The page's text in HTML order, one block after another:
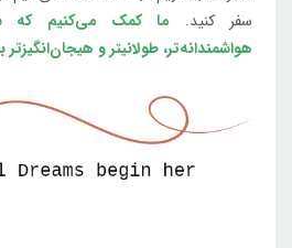
سفر کنید. ما کمک می‌کنیم که
هواشمندانه‌تر، طولانی‎تر و هیجان‌انگیزتر باشد.